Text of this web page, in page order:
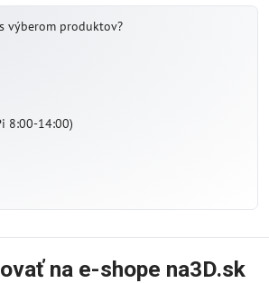
výberom produktov?
8:00-14:00)
na e-shope na3D.sk